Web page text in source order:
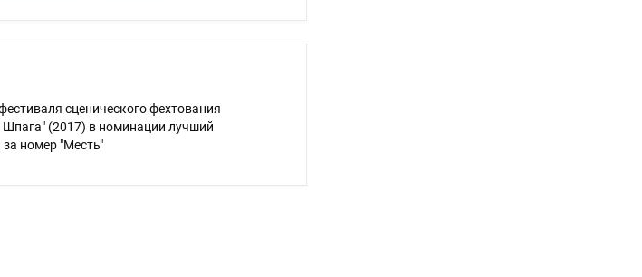
сценического фехтования
Шпага" (2017) в номинации лучший
за номер "Месть"